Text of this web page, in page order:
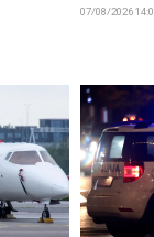
07/08/2026